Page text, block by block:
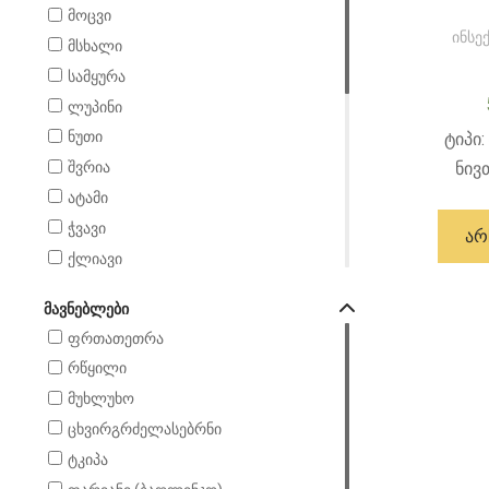
მოცვი
მსხალი
სამყურა
ლუპინი
ნუთი
შვრია
ატამი
ჭვავი
ქლიავი
ლობიო
ციტრუსი
ყურძენი
ბარდა
კომბოსტო
კარტოფილი
ᲛᲐᲕᲜᲔᲑᲚᲔᲑᲘ
ფრთათეთრა
რწყილი
მუხლუხო
ცხვირგრძელასებრნი
ტკიპა